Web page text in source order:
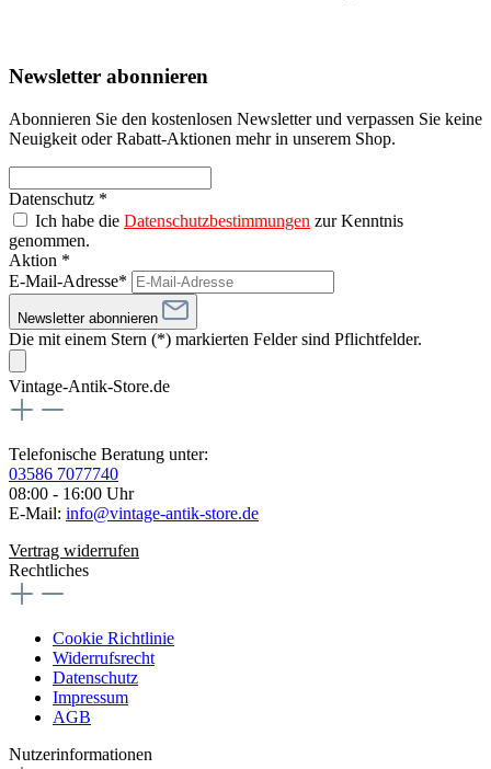
Newsletter abonnieren
Abonnieren Sie den kostenlosen Newsletter und verpassen Sie keine
Neuigkeit oder Rabatt-Aktionen mehr in unserem Shop.
Datenschutz *
Ich habe die Datenschutzbestimmungen zur Kenntnis
genommen.
Aktion *
E-Mail-Adresse*
Newsletter abonnieren
Die mit einem Stern (*) markierten Felder sind Pflichtfelder.
Vintage-Antik-Store.de
Telefonische Beratung unter:
03586 7077740
08:00 - 16:00 Uhr
E-Mail: info@vintage-antik-store.de
Vertrag widerrufen
Rechtliches
Cookie Richtlinie
Widerrufsrecht
Datenschutz
Impressum
AGB
Nutzerinformationen